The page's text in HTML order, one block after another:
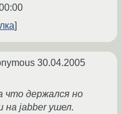
30.04.2005
что держался но
на jabber ушел.